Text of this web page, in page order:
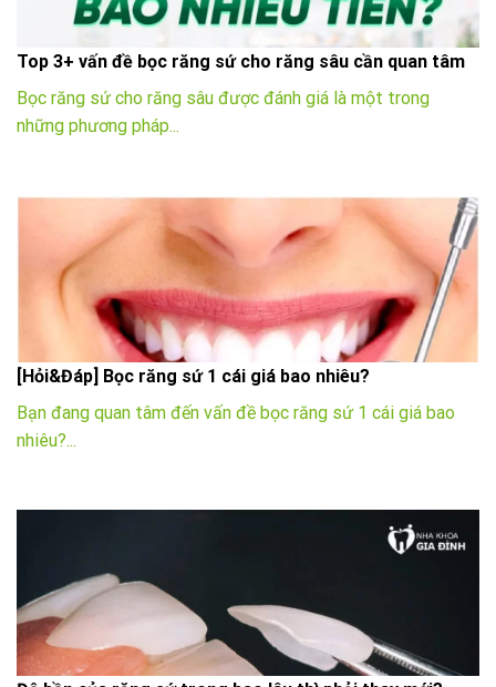
Top 3+ vấn đề bọc răng sứ cho răng sâu cần quan tâm
Bọc răng sứ cho răng sâu được đánh giá là một trong
những phương pháp...
[Hỏi&Đáp] Bọc răng sứ 1 cái giá bao nhiêu?
Bạn đang quan tâm đến vấn đề bọc răng sứ 1 cái giá bao
nhiêu?...